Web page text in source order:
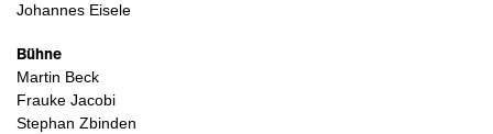
Johannes Eisele
Bühne
Martin Beck
Frauke Jacobi
Stephan Zbinden